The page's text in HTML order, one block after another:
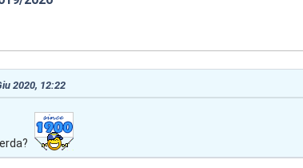
2020, 12:22